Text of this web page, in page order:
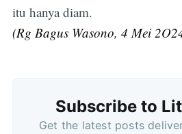
itu hanya diam.
(Rg Bagus Wasono, 4 Mei
Subscribe to
Get the latest posts